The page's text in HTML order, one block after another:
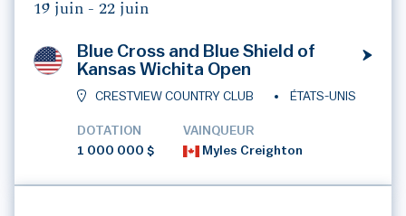
19 juin - 22 juin
Blue Cross and Blue Shield of
Kansas Wichita Open
CRESTVIEW COUNTRY CLUB ÉTATS-UNIS
DOTATION
1 000 000 $
VAINQUEUR
Myles Creighton